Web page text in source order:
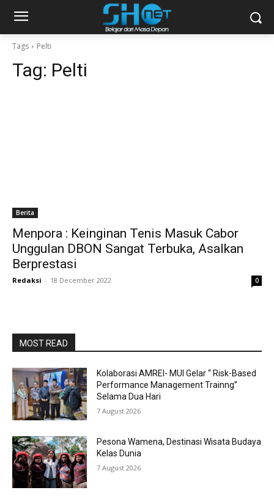
Tags Pelti
Tag: Pelti
Berita
Menpora : Keinginan Tenis Masuk Cabor
Unggulan DBON Sangat Terbuka, Asalkan
Berprestasi
Redaksi - 18 December 2022 0
MOST READ
Kolaborasi AMREI- MUI Gelar “ Risk-Based
Performance Management Trainng”
Selama Dua Hari
7 August 2026
Pesona Wamena, Destinasi Wisata Budaya
Kelas Dunia
7 August 2026